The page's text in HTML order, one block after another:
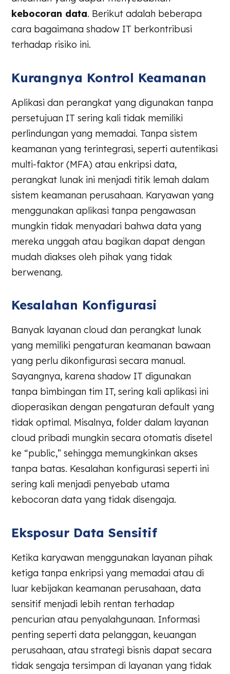
kebocoran data. Berikut adalah beberapa
cara bagaimana shadow IT berkontribusi
terhadap risiko ini.
Kurangnya Kontrol Keamanan
Aplikasi dan perangkat yang digunakan tanpa
persetujuan IT sering kali tidak memiliki
perlindungan yang memadai. Tanpa sistem
keamanan yang terintegrasi, seperti autentikasi
multi-faktor (MFA) atau enkripsi data,
perangkat lunak ini menjadi titik lemah dalam
sistem keamanan perusahaan. Karyawan yang
menggunakan aplikasi tanpa pengawasan
mungkin tidak menyadari bahwa data yang
mereka unggah atau bagikan dapat dengan
mudah diakses oleh pihak yang tidak
berwenang.
Kesalahan Konfigurasi
Banyak layanan cloud dan perangkat lunak
yang memiliki pengaturan keamanan bawaan
yang perlu dikonfigurasi secara manual.
Sayangnya, karena shadow IT digunakan
tanpa bimbingan tim IT, sering kali aplikasi ini
dioperasikan dengan pengaturan default yang
tidak optimal. Misalnya, folder dalam layanan
cloud pribadi mungkin secara otomatis disetel
ke “public,” sehingga memungkinkan akses
tanpa batas. Kesalahan konfigurasi seperti ini
sering kali menjadi penyebab utama
kebocoran data yang tidak disengaja.
Eksposur Data Sensitif
Ketika karyawan menggunakan layanan pihak
ketiga tanpa enkripsi yang memadai atau di
luar kebijakan keamanan perusahaan, data
sensitif menjadi lebih rentan terhadap
pencurian atau penyalahgunaan. Informasi
penting seperti data pelanggan, keuangan
perusahaan, atau strategi bisnis dapat secara
tidak sengaja tersimpan di layanan yang tidak